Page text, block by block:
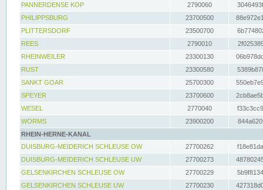
PANNERDENSE KOP
2790060
PHILIPPSBURG
23700500
PLITTERSDORF
23500700
REES
2790010
RHEINWEILER
23300130
RUST
23300580
SANKT GOAR
25700300
SPEYER
23700600
WESEL
2770040
WORMS
23900200
RHEIN-HERNE-KANAL
DUISBURG-MEIDERICH SCHLEUSE OW
27700262
DUISBURG-MEIDERICH SCHLEUSE UW
27700273
GELSENKIRCHEN SCHLEUSE OW
27700229
GELSENKIRCHEN SCHLEUSE UW
27700230